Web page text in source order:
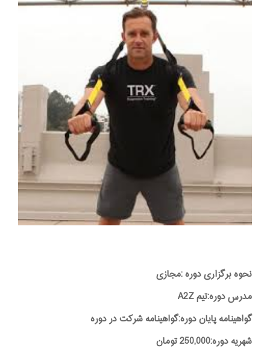
نحوه برگزاری دوره :مجازی
مدرس دوره:تیم A2Z
گواهینامه پایان دوره:گواهینامه شرکت در دوره
شهریه دوره:250,000 تومان